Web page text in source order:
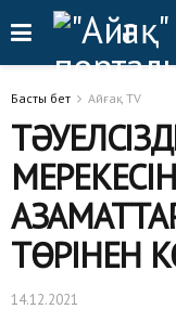
Басты бет Айғақ TV
ТӨРІНЕН
14.12.2021